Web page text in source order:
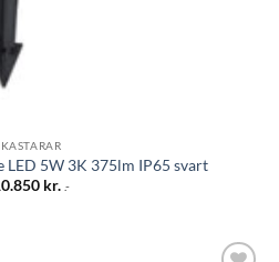
KASTARAR
LED 5W 3K 375lm IP65 svart
kr. .-